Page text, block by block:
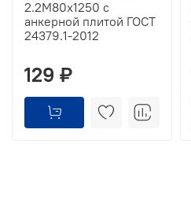
2.2М80х1250 с
анкерной плитой ГОСТ
24379.1-2012
129 ₽